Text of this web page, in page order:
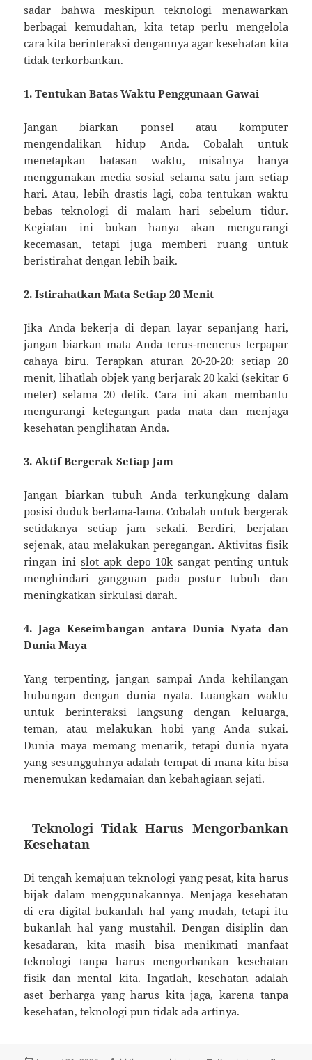
sadar bahwa meskipun teknologi menawarkan
berbagai kemudahan, kita tetap perlu mengelola
cara kita berinteraksi dengannya agar kesehatan kita
tidak terkorbankan.
1. Tentukan Batas Waktu Penggunaan Gawai
Jangan biarkan ponsel atau komputer
mengendalikan hidup Anda. Cobalah untuk
menetapkan batasan waktu, misalnya hanya
menggunakan media sosial selama satu jam setiap
hari. Atau, lebih drastis lagi, coba tentukan waktu
bebas teknologi di malam hari sebelum tidur.
Kegiatan ini bukan hanya akan mengurangi
kecemasan, tetapi juga memberi ruang untuk
beristirahat dengan lebih baik.
2. Istirahatkan Mata Setiap 20 Menit
Jika Anda bekerja di depan layar sepanjang hari,
jangan biarkan mata Anda terus-menerus terpapar
cahaya biru. Terapkan aturan 20-20-20: setiap 20
menit, lihatlah objek yang berjarak 20 kaki (sekitar 6
meter) selama 20 detik. Cara ini akan membantu
mengurangi ketegangan pada mata dan menjaga
kesehatan penglihatan Anda.
3. Aktif Bergerak Setiap Jam
Jangan biarkan tubuh Anda terkungkung dalam
posisi duduk berlama-lama. Cobalah untuk bergerak
setidaknya setiap jam sekali. Berdiri, berjalan
sejenak, atau melakukan peregangan. Aktivitas fisik
ringan ini slot apk depo 10k sangat penting untuk
menghindari gangguan pada postur tubuh dan
meningkatkan sirkulasi darah.
4. Jaga Keseimbangan antara Dunia Nyata dan
Dunia Maya
Yang terpenting, jangan sampai Anda kehilangan
hubungan dengan dunia nyata. Luangkan waktu
untuk berinteraksi langsung dengan keluarga,
teman, atau melakukan hobi yang Anda sukai.
Dunia maya memang menarik, tetapi dunia nyata
yang sesungguhnya adalah tempat di mana kita bisa
menemukan kedamaian dan kebahagiaan sejati.
Teknologi Tidak Harus Mengorbankan
Kesehatan
Di tengah kemajuan teknologi yang pesat, kita harus
bijak dalam menggunakannya. Menjaga kesehatan
di era digital bukanlah hal yang mudah, tetapi itu
bukanlah hal yang mustahil. Dengan disiplin dan
kesadaran, kita masih bisa menikmati manfaat
teknologi tanpa harus mengorbankan kesehatan
fisik dan mental kita. Ingatlah, kesehatan adalah
aset berharga yang harus kita jaga, karena tanpa
kesehatan, teknologi pun tidak ada artinya.